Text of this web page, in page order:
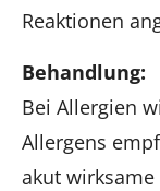
Reaktionen
Behandlung:
Bei Allergien
Allergens
akut